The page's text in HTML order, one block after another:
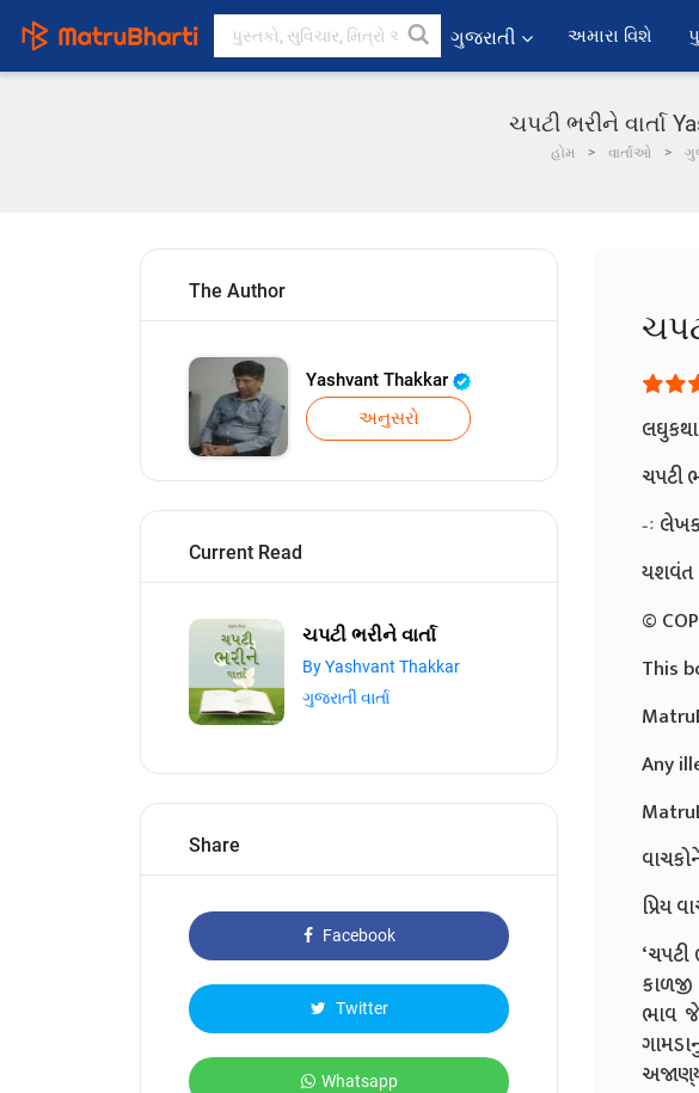
ગુજરાતી અમારા વિશે
ચપટી ભરીને વાર્તા
હોમ વાર્તાઓ
The Author
Yashvant Thakkar
અનુસરો
Current Read
ચપટી ભરીને વાર્તા
By Yashvant Thakkar
ગુજરાતી વાર્તા
Share
Facebook
Twitter
Whatsapp
ચપટી
-ઃ
યશવંત
©
This
Any
પ્રિય
ભાવ